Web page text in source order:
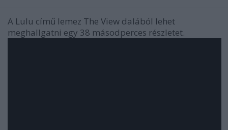
A Lulu című lemez The View dalából lehet
meghallgatni egy 38 másodperces részletet.